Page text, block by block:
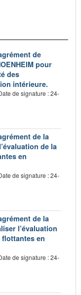
de
pour
des
intérieure.
de signature : 24-
de la
de la
en
de signature : 24-
de la
l’évaluation
en
de signature : 24-